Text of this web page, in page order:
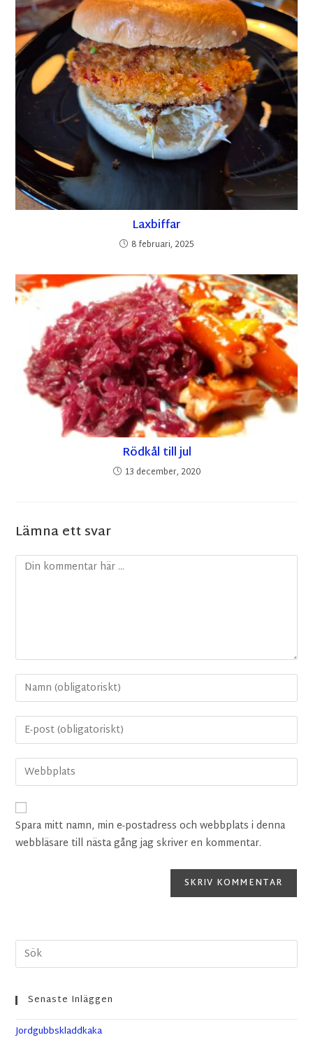
Laxbiffar
8 februari, 2025
Rödkål till jul
13 december, 2020
Lämna ett svar
Spara mitt namn, min e-postadress och webbplats i denna
webbläsare till nästa gång jag skriver en kommentar.
Senaste Inläggen
Jordgubbskladdkaka